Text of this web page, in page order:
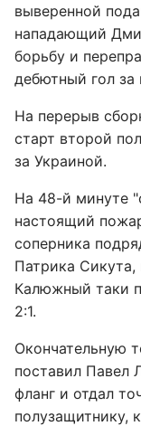
выверенной
нападающий
борьбу и
дебютный гол за
На перерыв
старт второй
за Украиной.
На 48-й минуте
настоящий
соперника
Патрика
Калюжный таки
2:1.
Окончательную
поставил Павел
фланг и отдал
полузащитнику,